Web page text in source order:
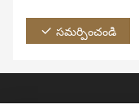
సమర్పించండి